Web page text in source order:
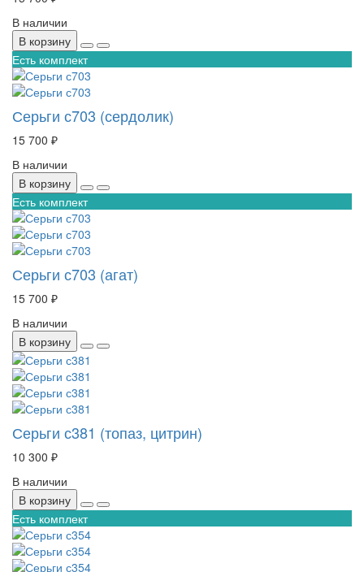
В наличии
В корзину
Есть комплект
Серьги с703 (сердолик)
15 700 ₽
В наличии
В корзину
Есть комплект
Серьги с703 (агат)
15 700 ₽
В наличии
В корзину
Серьги с381 (топаз, цитрин)
10 300 ₽
В наличии
В корзину
Есть комплект